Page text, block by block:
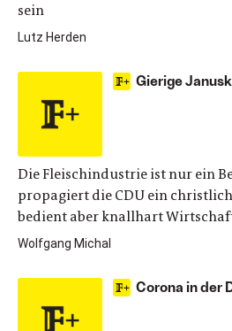
sein
Lutz Herden
Gierige
Die Fleischindustrie ist nur ein
propagiert die CDU ein
bedient aber knallhart
Wolfgang Michal
Corona in der